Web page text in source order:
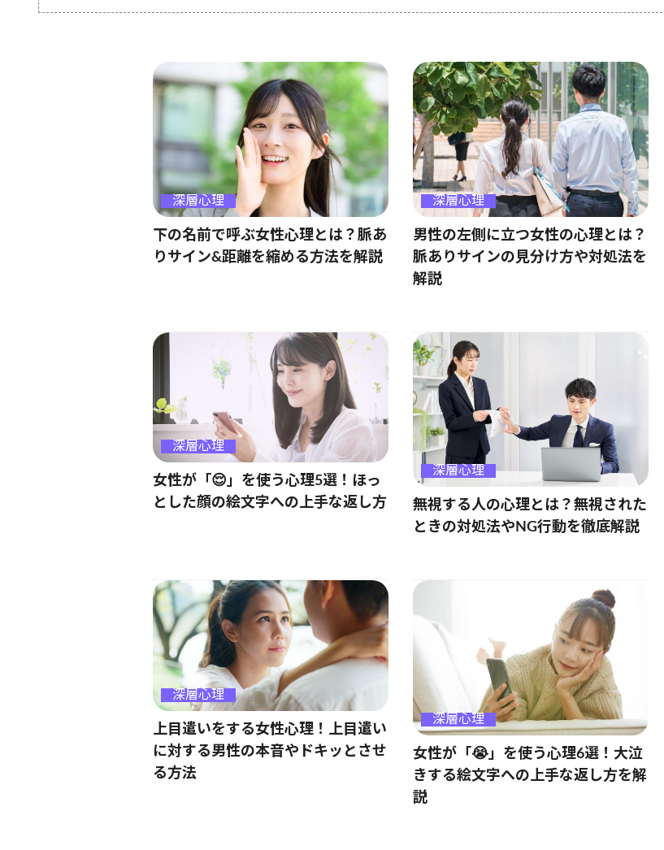
深層心理
下の名前で呼ぶ女性心理とは？脈あ
りサイン&距離を縮める方法を解説
深層心理
男性の左側に立つ女性の心理とは？
脈ありサインの見分け方や対処法を
解説
深層心理
女性が「😌」を使う心理5選！ほっ
とした顔の絵文字への上手な返し方
深層心理
無視する人の心理とは？無視された
ときの対処法やNG行動を徹底解説
深層心理
上目遣いをする女性心理！上目遣い
に対する男性の本音やドキッとさせ
る方法
深層心理
女性が「😭」を使う心理6選！大泣
きする絵文字への上手な返し方を解
説